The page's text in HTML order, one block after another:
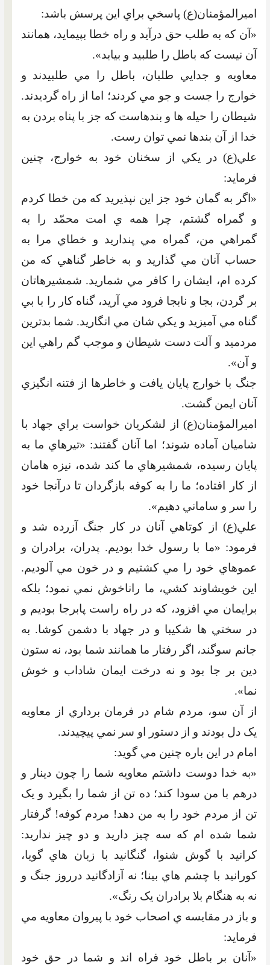
اميرالمؤمنان(ع) پاسخي براي اين پرسش باشد:
«آن که به طلب حق درآيد و راه خطا بپيمايد، همانند
آن نيست که باطل را طلبيد و بيابد».
معاويه و جدايي طلبان، باطل را مي طلبيدند و
خوارج را جست و جو مي کردند؛ اما از راه گرديدند.
شيطان را حيله ها و بندهاست که جز با پناه بردن به
خدا از آن بندها نمي توان رست.
علي(ع) در يکي از سخنان خود به خوارج، چنين
فرمايد:
«اگر به گمان خود جز اين نپذيريد که من خطا کردم
و گمراه گشتم، چرا همه ي امت محمّد را به
گمراهي من، گمراه مي پنداريد و خطاي مرا به
حساب آنان مي گذاريد و به خاطر گناهي که من
کرده ام، ايشان را کافر مي شماريد. شمشيرهاتان
بر گردن، بجا و نابجا فرود مي آريد، گناه کار را با بي
گناه مي آميزيد و يکي شان مي انگاريد. شما بدترين
مردميد و آلت دست شيطان و موجب گم راهي اين
و آن».
جنگ با خوارج پايان يافت و خاطرها از فتنه انگيزي
آنان ايمن گشت.
اميرالمؤمنان(ع) از لشکريان خواست براي جهاد با
شاميان آماده شوند؛ اما آنان گفتند: «تيرهاي ما به
پايان رسيده، شمشيرهاي ما کند شده، نيزه هامان
از کار افتاده؛ ما را به کوفه بازگردان تا درآنجا خود
را سر و ساماني دهيم».
علي(ع) از کوتاهي آنان در کار جنگ آزرده شد و
فرمود: «ما با رسول خدا بوديم. پدران، برادران و
عموهاي خود را مي کشتيم و در خون مي آلوديم.
اين خويشاوند کشي، ما راناخوش نمي نمود؛ بلکه
برايمان مي افزود، که در راه راست پابرجا بوديم و
در سختي ها شکيبا و در جهاد با دشمن کوشا. به
جانم سوگند، اگر رفتار ما همانند شما بود، نه ستون
دين بر جا بود و نه درخت ايمان شاداب و خوش
نما».
از آن سو، مردم شام در فرمان برداري از معاويه
يک دل بودند و از دستور او سر نمي پيچيدند.
امام در اين باره چنين مي گويد:
«به خدا دوست داشتم معاويه شما را چون دينار و
درهم با من سودا کند؛ ده تن از شما را بگيرد و يک
تن از مردم خود را به من دهد! مردم کوفه! گرفتار
شما شده ام که سه چيز داريد و دو چيز نداريد:
کرانيد با گوش شنوا، گنگانيد با زبان هاي گويا،
کورانيد با چشم هاي بينا؛ نه آزادگانيد درروز جنگ و
نه به هنگام بلا برادران يک رنگ».
و باز در مقايسه ي اصحاب خود با پيروان معاويه مي
فرمايد:
«آنان بر باطل خود فراه اند و شما در حق خود